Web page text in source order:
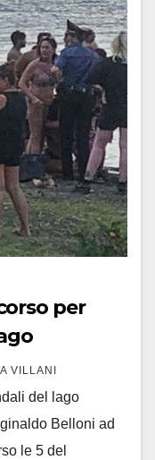
per
VILLANI
del lago
Belloni ad
le 5 del